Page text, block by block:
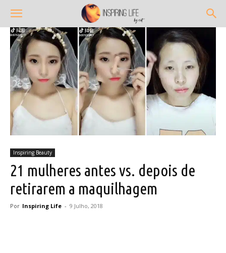
Inspiring Beauty
21 mulheres antes vs. depois de
retirarem a maquilhagem
Por Inspiring Life - 9 Julho, 2018